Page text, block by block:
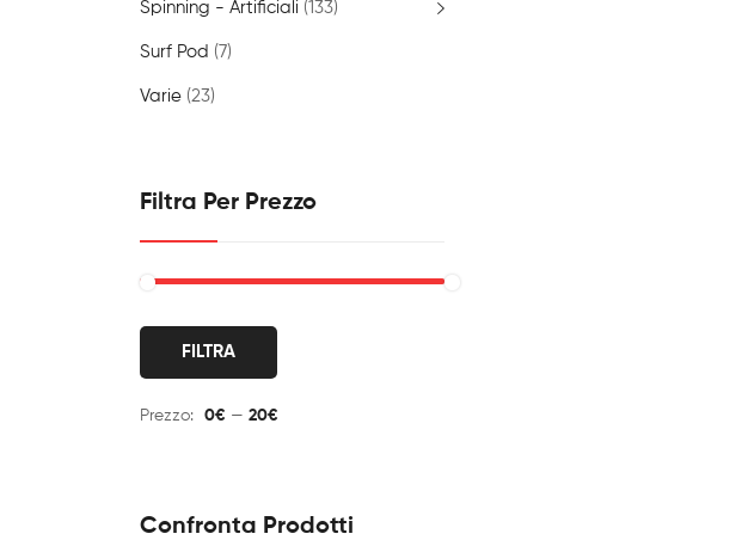
Spinning - Artificiali (133)
Surf Pod (7)
Varie (23)
Filtra Per Prezzo
FILTRA
Prezzo: 0€ — 20€
Confronta Prodotti